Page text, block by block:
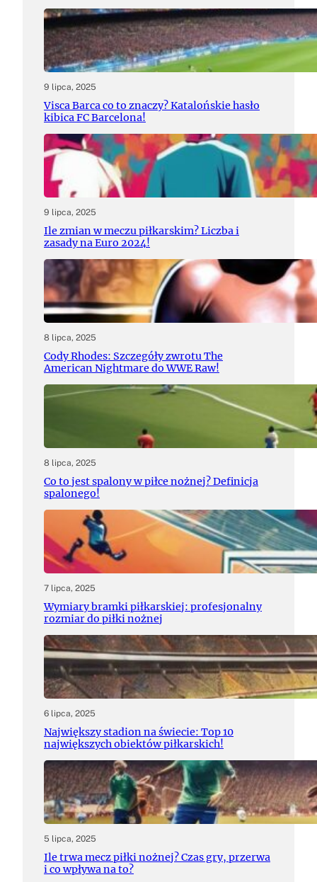
9 lipca, 2025
Visca Barca co to znaczy? Katalońskie hasło
kibica FC Barcelona!
9 lipca, 2025
Ile zmian w meczu piłkarskim? Liczba i
zasady na Euro 2024!
8 lipca, 2025
Cody Rhodes: Szczegóły zwrotu The
American Nightmare do WWE Raw!
8 lipca, 2025
Co to jest spalony w piłce nożnej? Definicja
spalonego!
7 lipca, 2025
Wymiary bramki piłkarskiej: profesjonalny
rozmiar do piłki nożnej
6 lipca, 2025
Największy stadion na świecie: Top 10
największych obiektów piłkarskich!
5 lipca, 2025
Ile trwa mecz piłki nożnej? Czas gry, przerwa
i co wpływa na to?